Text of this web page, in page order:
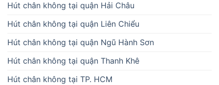
Hút chân không tại quận Hải Châu
Hút chân không tại quận Liên Chiểu
Hút chân không tại quận Ngũ Hành Sơn
Hút chân không tại quận Thanh Khê
Hút chân không tại TP. HCM